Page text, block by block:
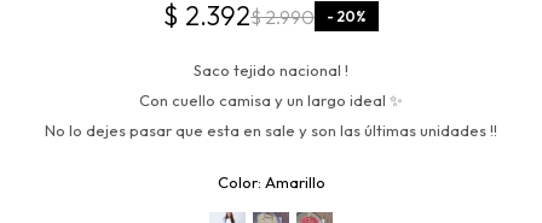
$ 2.392$2.990 20
Saco tejido nacional !
Con cuello camisa y un largo ideal ✨
No lo dejes pasar que esta en sale y son las últimas unidades !!
Amarillo